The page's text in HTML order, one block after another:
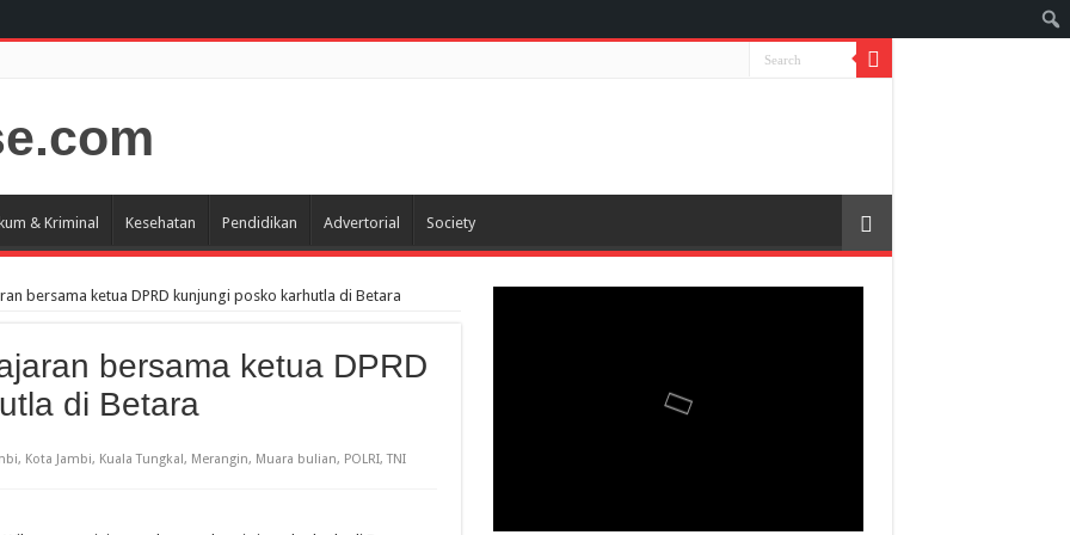
& Kriminal Kesehatan Pendidikan Advertorial Society
bersama ketua DPRD kunjungi posko karhutla di Betara
bersama ketua DPRD
di Betara
, Kota Jambi, Kuala Tungkal , Merangin, Muara bulian, POLRI,TNI